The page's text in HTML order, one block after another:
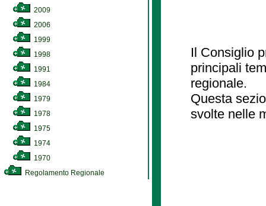
2009
2006
1999
1998
1991
1984
1979
1978
1975
1974
1970
Regolamento Regionale
Il Consiglio
principali
regionale.
Questa
svolte nelle